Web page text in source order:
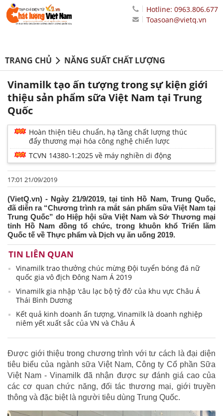
Hotline: 0963.806.677
Toasoan@vietq.vn
TRANG CHỦ NĂNG SUẤT CHẤT LƯỢNG
Vinamilk tạo ấn tượng trong sự kiện giới
thiệu sản phẩm sữa Việt Nam tại Trung
Quốc
Hoàn thiện tiêu chuẩn, hạ tầng chất lượng thúc
đẩy thương mại hóa công nghệ chiến lược
TCVN 14380-1:2025 về máy nghiền di động
17:01 21/09/2019
(VietQ.vn) - Ngày 21/9/2019, tại tỉnh Hồ Nam, Trung Quốc,
đã diễn ra “Chương trình ra mắt sản phẩm sữa Việt Nam tại
Trung Quốc” do Hiệp hội sữa Việt Nam và Sở Thương mại
tỉnh Hồ Nam đồng tổ chức, trong khuôn khổ Triển lãm
Quốc tế về Thực phẩm và Dịch vụ ăn uống 2019.
TIN LIÊN QUAN
Vinamilk trao thưởng chúc mừng Đội tuyển bóng đá nữ
quốc gia vô địch Đông Nam Á 2019
Vinamilk gia nhập 'câu lạc bộ tỷ đô' của khu vực Châu Á
Thái Bình Dương
Kết quả kinh doanh ấn tượng, Vinamilk là doanh nghiệp
niêm yết xuất sắc của VN và Châu Á
Được giới thiệu trong chương trình với tư cách là đại diện
tiêu biểu của ngành sữa Việt Nam, Công ty Cổ phần Sữa
Việt Nam - Vinamilk đã nhận được sự đánh giá cao của
các cơ quan chức năng, đối tác thương mại, giới truyền
thông và đặc biệt là người tiêu dùng Trung Quốc.